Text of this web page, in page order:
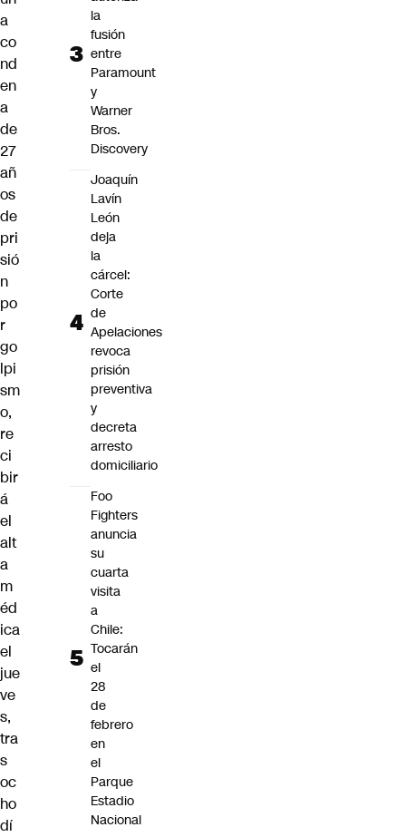
a
co
nd
en
a
de
27
añ
os
de
pri
sió
n
po
r
go
lpi
sm
o,
re
ci
bir
á
el
alt
a
m
éd
ica
el
jue
ve
s,
tra
s
oc
ho
dí
la
fusión
entre
Paramount
y
Warner
Bros.
Discovery
Joaquín
Lavín
León
deja
la
cárcel:
Corte
de
Apelaciones
revoca
prisión
preventiva
y
decreta
arresto
domiciliario
Foo
Fighters
anuncia
su
cuarta
visita
a
Chile:
Tocarán
el
28
de
febrero
en
el
Parque
Estadio
Nacional